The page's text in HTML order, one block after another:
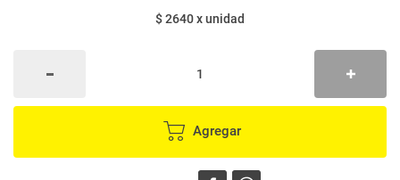
$ 2640xunidad
Agregar